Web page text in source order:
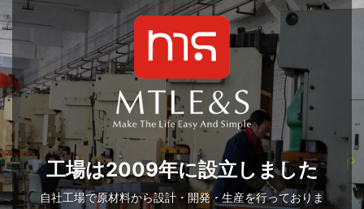
工場は2009年に設立しました
自社工場で原材料から設計・開発・生産を行っておりま